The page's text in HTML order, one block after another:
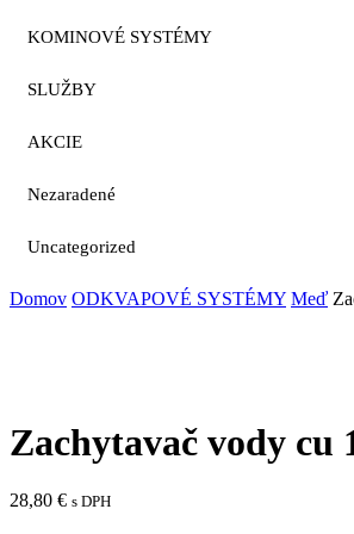
KOMINOVÉ SYSTÉMY
SLUŽBY
AKCIE
Nezaradené
Uncategorized
Domov ODKVAPOVÉ SYSTÉMY Meď
Zachytavač vody cu
28,80 € s DPH